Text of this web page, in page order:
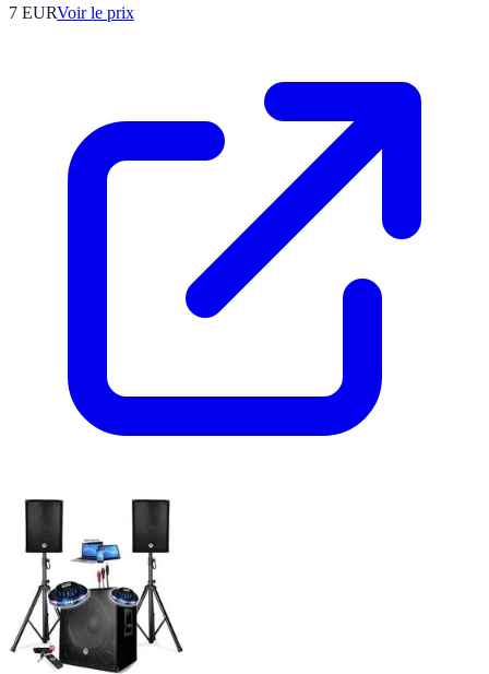
7 EURVoir le prix